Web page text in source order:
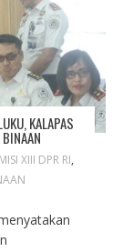
KALAPAS
XIII DPR RI,